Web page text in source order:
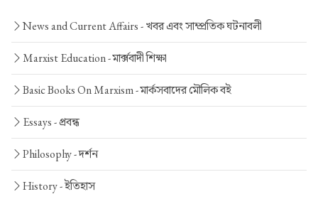
News and Current Affairs -খবর এবং সাম্প্রতিক ঘটনাবলী
Marxist Education -মার্ক্সবাদী শিক্ষা
Basic Books On Marxism -মার্কসবাদের মৌলিক বই
Essays -প্রবন্ধ
Philosophy -দর্শন
History -ইতিহাস